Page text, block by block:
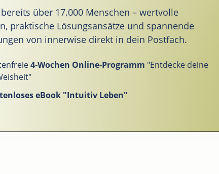
über 17.000 Menschen – wertvolle
praktische Lösungsansätze und spannende
von innerwise direkt in dein Postfach.
4-Wochen Online-Programm "Entdecke deine
eBook "Intuitiv Leben"